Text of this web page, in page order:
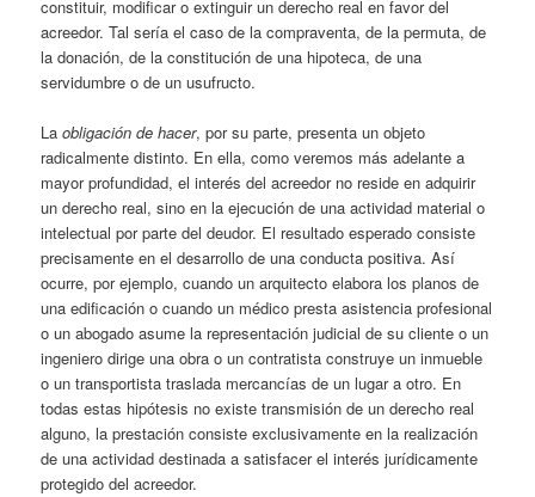
constituir, modificar o extinguir un derecho real en favor del
acreedor. Tal sería el caso de la compraventa, de la permuta, de
la donación, de la constitución de una hipoteca, de una
servidumbre o de un usufructo.
Laobligación de hacer, por su parte, presenta un objeto
radicalmente distinto. En ella, como veremos más adelante a
mayor profundidad, el interés del acreedor no reside en adquirir
un derecho real, sino en la ejecución de una actividad material o
intelectual por parte del deudor. El resultado esperado consiste
precisamente en el desarrollo de una conducta positiva. Así
ocurre, por ejemplo, cuando un arquitecto elabora los planos de
una edificación o cuando un médico presta asistencia profesional
o un abogado asume la representación judicial de su cliente o un
ingeniero dirige una obra o un contratista construye un inmueble
o un transportista traslada mercancías de un lugar a otro. En
todas estas hipótesis no existe transmisión de un derecho real
alguno, la prestación consiste exclusivamente en la realización
de una actividad destinada a satisfacer el interés jurídicamente
protegido del acreedor.